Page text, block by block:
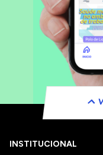
INSTITUCIONAL